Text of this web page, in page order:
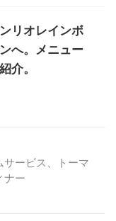
リオレインボ
へ。メニュー
介。
サービス、トーマ
ナー